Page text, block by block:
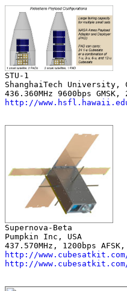
ShanghaiTech University,
http://
Pumpkin Inc, USA
http://www.cubesatkit.com/
http://www.cubesatkit.com/